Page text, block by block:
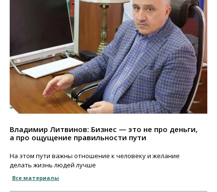
Владимир Литвинов: Бизнес — это не про деньги,
а про ощущение правильности пути
На этом пути важны отношение к человеку и желание
делать жизнь людей лучше
Все материалы